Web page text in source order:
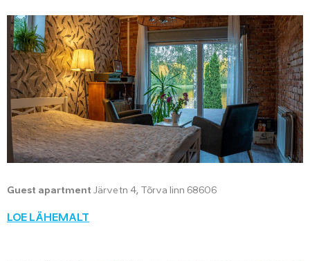
Guest apartment Järve tn 4, Tõrva linn 68606
LOE LÄHEMALT